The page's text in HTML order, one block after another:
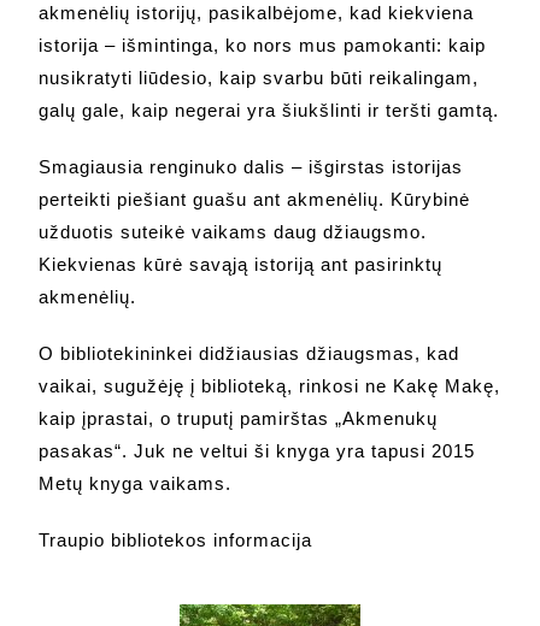
akmenėlių istorijų, pasikalbėjome, kad kiekviena
istorija – išmintinga, ko nors mus pamokanti: kaip
nusikratyti liūdesio, kaip svarbu būti reikalingam,
galų gale, kaip negerai yra šiukšlinti ir teršti gamtą.
Smagiausia renginuko dalis – išgirstas istorijas
perteikti piešiant guašu ant akmenėlių. Kūrybinė
užduotis suteikė vaikams daug džiaugsmo.
Kiekvienas kūrė savąją istoriją ant pasirinktų
akmenėlių.
O bibliotekininkei didžiausias džiaugsmas, kad
vaikai, sugužėję į biblioteką, rinkosi ne Kakę Makę,
kaip įprastai, o truputį pamirštas „Akmenukų
pasakas“. Juk ne veltui ši knyga yra tapusi 2015
Metų knyga vaikams.
Traupio bibliotekos informacija